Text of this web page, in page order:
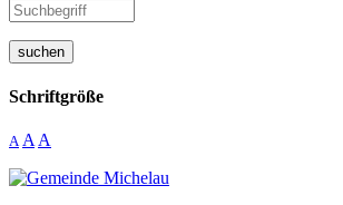
suchen
Schriftgröße
A A A